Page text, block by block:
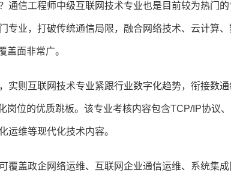
通信工程师中级互联网技术专业也是目前较为热门
专业，打破传统通信局限，融合网络技术、云计算
盖面非常广。
实则互联网技术专业紧跟行业数字化趋势，衔接数
岗位的优质跳板。该专业考核内容包含TCP/IP协议
运维等现代化技术内容。
覆盖政企网络运维、互联网企业通信运维、系统集